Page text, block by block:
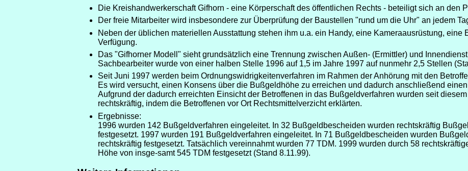
Die Kreishandwerkerschaft Gifhorn - eine Körperschaft des öffentlichen Rechts - beteiligt sich an den
Der freie Mitarbeiter wird insbesondere zur Überprüfung der Baustellen "rund um die Uhr" an jedem
Neben der üblichen materiellen Ausstattung stehen ihm u.a. ein Handy, eine Kameraausrüstung, eine
Verfügung.
Das "Gifhorner Modell" sieht grundsätzlich eine Trennung zwischen Außen- (Ermittler) und
Sachbearbeiter wurde von einer halben Stelle 1996 auf 1,5 im Jahre 1997 auf nunmehr 2,5 Stellen
Seit Juni 1997 werden beim Ordnungswidrigkeitenverfahren im Rahmen der Anhörung mit den
Es wird versucht, einen Konsens über die Bußgeldhöhe zu erreichen und dadurch anschließend
Aufgrund der dadurch erreichten Einsicht der Betroffenen in das Bußgeldverfahren wurden seit
rechtskräftig, indem die Betroffenen vor Ort Rechtsmittelverzicht erklärten.
Ergebnisse:
1996 wurden 142 Bußgeldverfahren eingeleitet. In 32 Bußgeldbescheiden wurden rechtskräftig
festgesetzt. 1997 wurden 191 Bußgeldverfahren eingeleitet. In 71 Bußgeldbescheiden wurden
rechtskräftig festgesetzt. Tatsächlich vereinnahmt wurden 77 TDM. 1999 wurden durch 58
Höhe von insge-samt 545 TDM festgesetzt (Stand 8.11.99).